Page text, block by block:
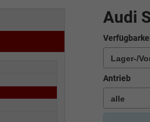
Audi
Antrieb